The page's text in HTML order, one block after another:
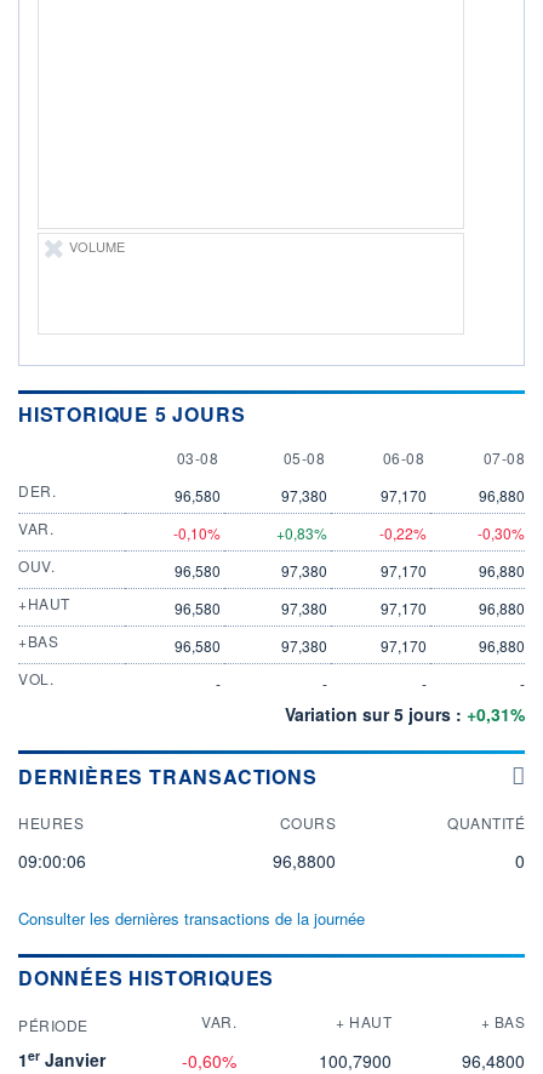
VOLUME
HISTORIQUE 5 JOURS
3 AUGUST
03-08 5 AUGUST
05-08 6 AUGUST
06-08 7
07-08
DER.
96,580 97,380 97,170
96,880
VAR.
-0,10% +0,83% -0,22%
-0,30%
OUV.
96,580 97,380 97,170
96,880
+HAUT
96,580 97,380 97,170
96,880
+BAS
96,580 97,380 97,170
96,880
VOL.
- - - -
Variation sur 5 jours : +0,31%
DERNIÈRES TRANSACTIONS
HEURES COURS QUANTITÉ
09:00:06 96,8800 0
Consulter les dernières transactions de la journée
DONNÉES HISTORIQUES
PÉRIODE VAR. + HAUT + BAS
1er Janvier -0,60% 100,7900
96,4800